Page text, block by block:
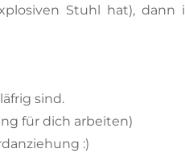
Stuhl hat), dann
sind.
für dich arbeiten)
:)